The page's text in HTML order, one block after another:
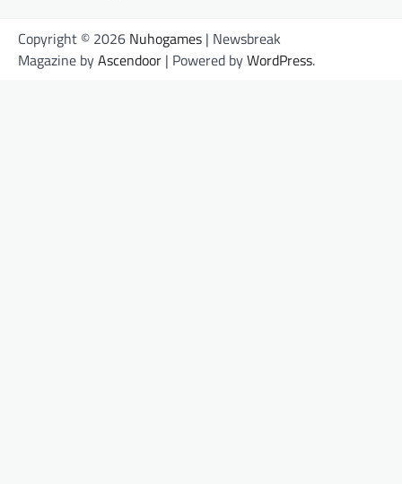
Copyright © 2026 Nuhogames | Newsbreak
Magazine byAscendoor | Powered byWordPress.